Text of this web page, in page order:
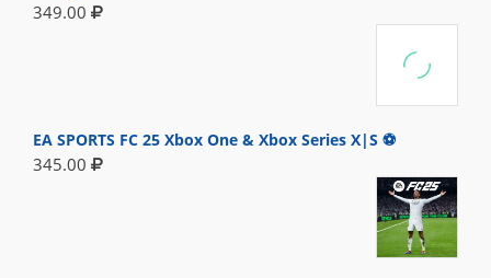
349.00
EA SPORTS FC 25 Xbox One & Xbox Series X|S ⚽
345.00